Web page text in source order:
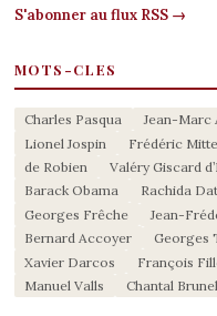
S'abonner au flux RSS →
MOTS-CLES
Charles Pasqua Jean-Marc
Lionel Jospin
Frédéric
de Robien
Valéry Giscard
Barack Obama
Rachida
Georges Frêche
Jean-
Bernard Accoyer
Georges
Xavier Darcos
François
Manuel Valls
Chantal Brunel